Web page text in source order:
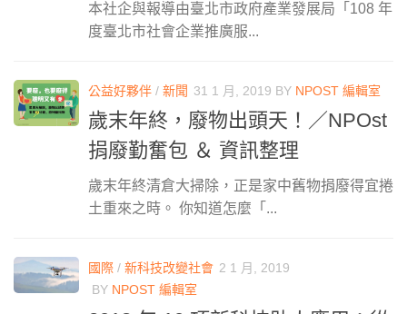
本社企與報導由臺北市政府產業發展局「108 年
度臺北市社會企業推廣服...
公益好夥伴 / 新聞 31 1 月, 2019 BY NPOST 編輯室
歲末年終，廢物出頭天！／NPOst
捐廢勤奮包 ＆ 資訊整理
歲末年終清倉大掃除，正是家中舊物捐廢得宜捲
土重來之時。 你知道怎麼「...
國際 / 新科技改變社會 2 1 月, 2019
BY NPOST 編輯室